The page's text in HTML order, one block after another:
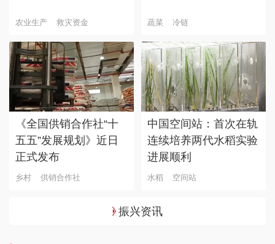
农业生产 救灾资金 蔬菜 冷链
《全国供销合作社“十
五五”发展规划》近日
正式发布
乡村 供销合作社
中国空间站：首次在轨
连续培养两代水稻实验
进展顺利
水稻 空间站
振兴资讯